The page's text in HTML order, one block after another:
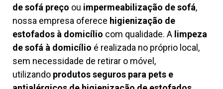
de sofá preço ou impermeabilização de sofá,
nossa empresa oferece higienização de
estofados à domicílio com qualidade. A limpeza
de sofá à domicílio é realizada no próprio local,
sem necessidade de retirar o móvel,
utilizando produtos seguros para pets e